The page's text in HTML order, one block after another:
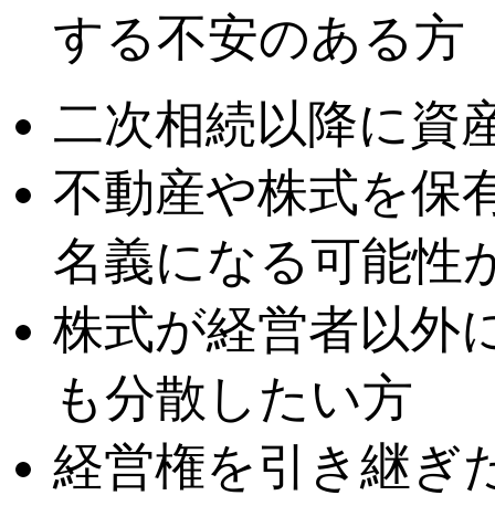
する不安のある方
二次相続以降に資
不動産や株式を保
名義になる可能性
株式が経営者以外
も分散したい方
経営権を引き継ぎ